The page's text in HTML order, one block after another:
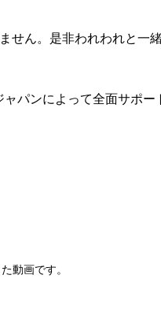
ん。是非われわれと一
パンによって全面サポー
動画です。